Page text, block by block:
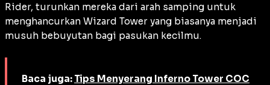
Rider, turunkan mereka dari arah samping untuk
menghancurkan Wizard Tower yang biasanya menjadi
musuh bebuyutan bagi pasukan kecilmu.
Baca juga: Tips Menyerang Inferno Tower COC